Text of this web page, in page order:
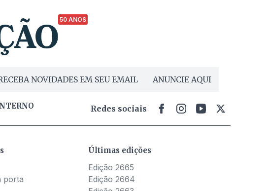
50 ANOS
NOVIDADES EM SEU EMAIL ANUNCIE AQUI
Redes sociais
porta
Últimas edições
Edição 2665
Edição 2664